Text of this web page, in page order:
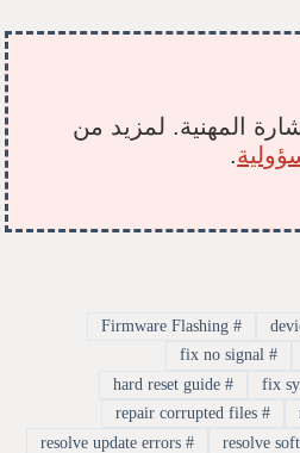
المهنية. لمزيد من
.
#
Firmware Flashing
#
fix no signal
#
hard reset guide
#
repair corrupted files
#
resolve update errors